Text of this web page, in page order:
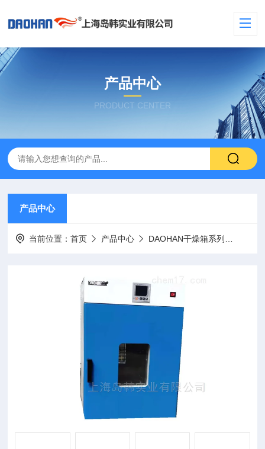
产品中心
PRODUCT CENTER
产品中心
当前位置：首页 产品中心 DAOHAN干燥箱系列